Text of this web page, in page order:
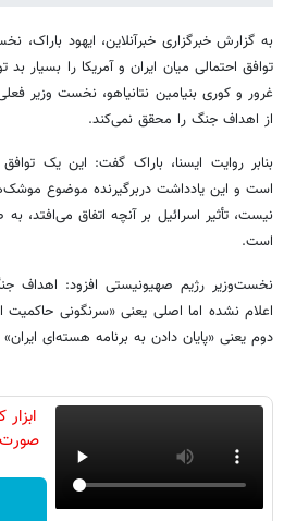
به گزارش خبرگزاری خبرآنلاین، ایهود
توافق احتمالی میان ایران و آمریکا را بسیار
غرور و کوری بنیامین نتانیاهو، نخست وزیر
از اهداف جنگ را محقق نمی‌کند.
بنابر روایت ایسنا، باراک گفت: این یک
است و این یادداشت دربرگیرنده موضوع
نیست، تأثیر اسرائیل بر آنچه اتفاق
است.
نخست‌وزیر رژیم صهیونیستی افزود: اهداف
اعلام نشده اما اصلی یعنی «سرنگونی
دوم یعنی «پایان دادن به برنامه هسته‌ای
صورت